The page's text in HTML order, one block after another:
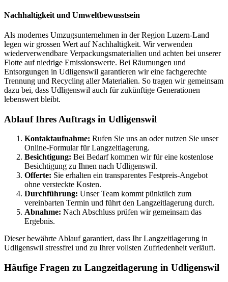
Nachhaltigkeit und Umweltbewusstsein
Als modernes Umzugsunternehmen in der Region Luzern-Land
legen wir grossen Wert auf Nachhaltigkeit. Wir verwenden
wiederverwendbare Verpackungsmaterialien und achten bei unserer
Flotte auf niedrige Emissionswerte. Bei Räumungen und
Entsorgungen in Udligenswil garantieren wir eine fachgerechte
Trennung und Recycling aller Materialien. So tragen wir gemeinsam
dazu bei, dass Udligenswil auch für zukünftige Generationen
lebenswert bleibt.
Ablauf Ihres Auftrags in Udligenswil
Kontaktaufnahme: Rufen Sie uns an oder nutzen Sie unser
Online-Formular für Langzeitlagerung.
Besichtigung: Bei Bedarf kommen wir für eine kostenlose
Besichtigung zu Ihnen nach Udligenswil.
Offerte: Sie erhalten ein transparentes Festpreis-Angebot
ohne versteckte Kosten.
Durchführung: Unser Team kommt pünktlich zum
vereinbarten Termin und führt den Langzeitlagerung durch.
Abnahme: Nach Abschluss prüfen wir gemeinsam das
Ergebnis.
Dieser bewährte Ablauf garantiert, dass Ihr Langzeitlagerung in
Udligenswil stressfrei und zu Ihrer vollsten Zufriedenheit verläuft.
Häufige Fragen zu Langzeitlagerung in Udligenswil